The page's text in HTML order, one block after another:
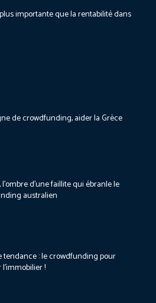
importante que la rentabilité dans
de crowdfunding, aider la Grèce
d’une faillite qui ébranle le
australien
tendance : le crowdfunding pour
!